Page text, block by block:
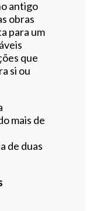
antigo
obras
para um
que
si ou
mais de
de duas